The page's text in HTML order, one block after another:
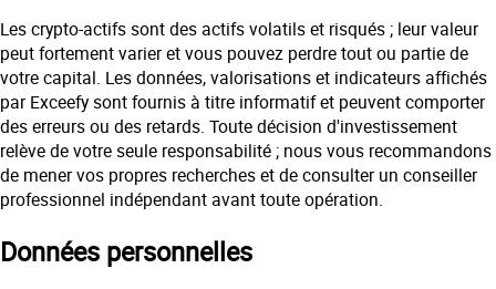
Les crypto-actifs sont des actifs volatils et risqués ; leur valeur
peut fortement varier et vous pouvez perdre tout ou partie de
votre capital. Les données, valorisations et indicateurs affichés
par Exceefy sont fournis à titre informatif et peuvent comporter
des erreurs ou des retards. Toute décision d'investissement
relève de votre seule responsabilité ; nous vous recommandons
de mener vos propres recherches et de consulter un conseiller
professionnel indépendant avant toute opération.
Données personnelles